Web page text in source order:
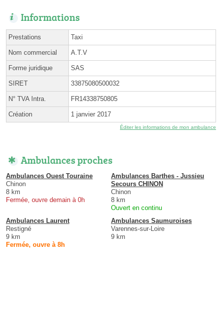
Informations
Prestations Taxi
Nom commercial A.T.V
Forme juridique SAS
SIRET 33875080500032
N° TVA Intra. FR14338750805
Création 1 janvier 2017
Éditer les informations de mon ambulance
Ambulances proches
Ambulances Ouest Touraine
Chinon
8 km
Fermée, ouvre demain à 0h
Ambulances Barthes - Jussieu
Secours CHINON
Chinon
8 km
Ouvert en continu
Ambulances Laurent
Restigné
9 km
Fermée, ouvre à 8h
Ambulances Saumuroises
Varennes-sur-Loire
9 km